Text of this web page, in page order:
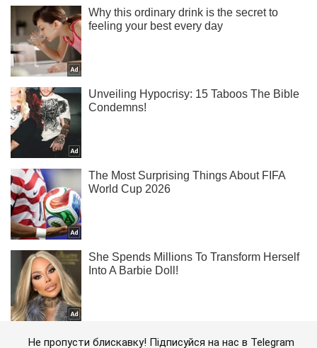
Не пропусти блискавку! Підписуйся на нас в Telegram